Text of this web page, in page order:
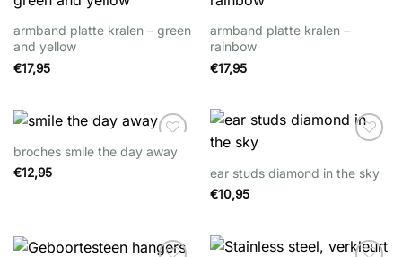
armband platte kralen – green
and yellow
€17,95
armband platte kralen –
rainbow
€17,95
Wishlist
broches smile the day away
€12,95 ear studs diamond in the sky
€10,95